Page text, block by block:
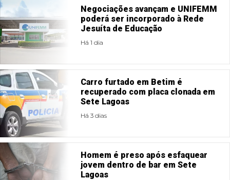
Negociações avançam e UNIFEMM
poderá ser incorporado à Rede
Jesuíta de Educação
Há 1 dia
Carro furtado em Betim é
recuperado com placa clonada em
Sete Lagoas
Há 3 dias
Homem é preso após esfaquear
jovem dentro de bar em Sete
Lagoas